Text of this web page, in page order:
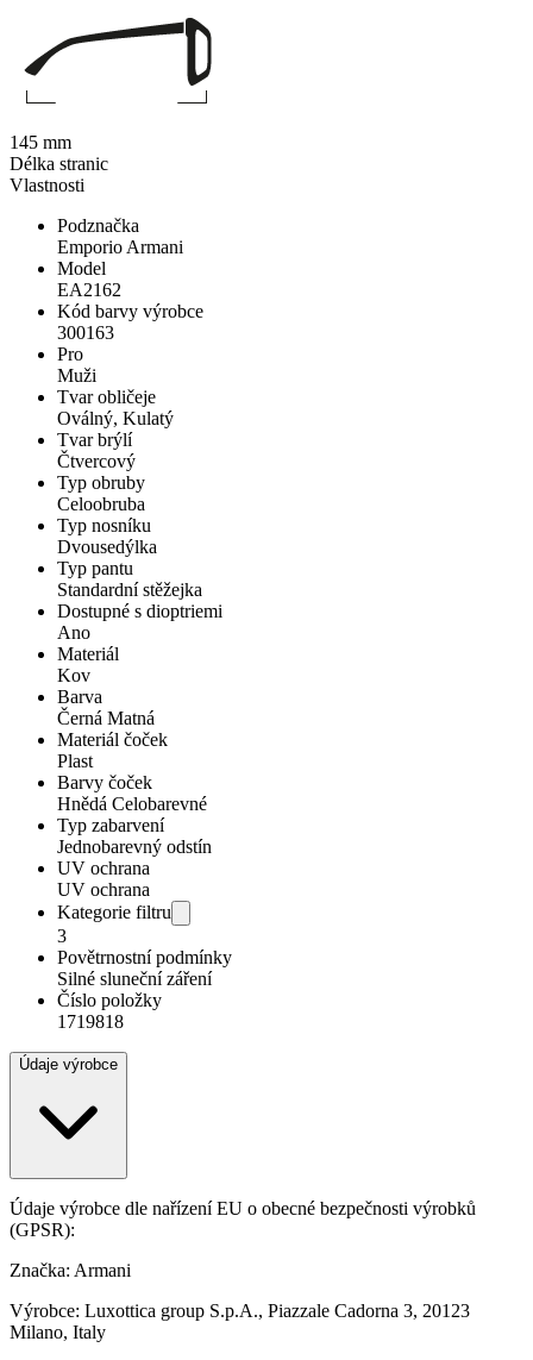
Vlastnosti
Podznačka
Emporio Armani
Model
EA2162
Kód barvy výrobce
300163
Pro
Muži
Tvar obličeje
Oválný, Kulatý
Tvar brýlí
Čtvercový
Typ obruby
Celoobruba
Typ nosníku
Dvousedýlka
Typ pantu
Standardní stěžejka
Dostupné s dioptriemi
Ano
Materiál
Kov
Barva
Černá Matná
Materiál čoček
Plast
Barvy čoček
Hnědá Celobarevné
Typ zabarvení
Jednobarevný odstín
UV ochrana
UV ochrana
Kategorie filtru
3
Povětrnostní podmínky
Silné sluneční záření
Číslo položky
1719818
Údaje výrobce
Údaje výrobce dle nařízení EU o obecné bezpečnosti výrobků
(GPSR):
Značka: Armani
Výrobce: Luxottica group S.p.A., Piazzale Cadorna 3, 20123
Milano, Italy
145 mm
Délka stranic